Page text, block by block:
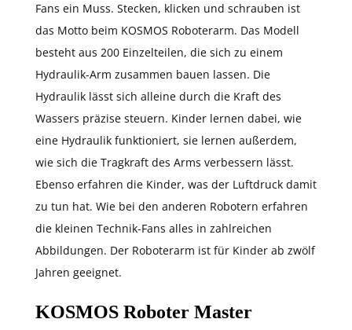
Fans ein Muss. Stecken, klicken und schrauben ist
das Motto beim KOSMOS Roboterarm. Das Modell
besteht aus 200 Einzelteilen, die sich zu einem
Hydraulik-Arm zusammen bauen lassen. Die
Hydraulik lässt sich alleine durch die Kraft des
Wassers präzise steuern. Kinder lernen dabei, wie
eine Hydraulik funktioniert, sie lernen außerdem,
wie sich die Tragkraft des Arms verbessern lässt.
Ebenso erfahren die Kinder, was der Luftdruck damit
zu tun hat. Wie bei den anderen Robotern erfahren
die kleinen Technik-Fans alles in zahlreichen
Abbildungen. Der Roboterarm ist für Kinder ab zwölf
Jahren geeignet.
KOSMOS Roboter Master